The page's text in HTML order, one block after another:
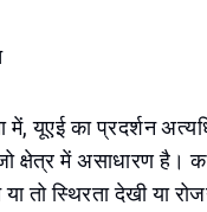
में, यूएई का प्रदर्शन
क्षेत्र में असाधारण है।
तो स्थिरता देखी या